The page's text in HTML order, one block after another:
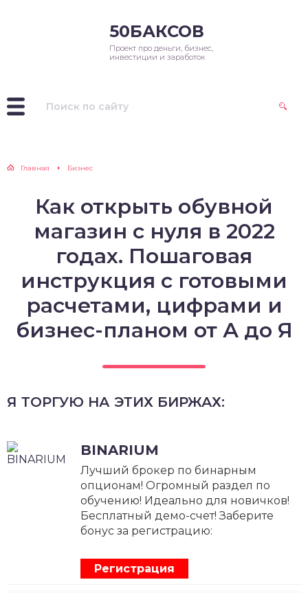
50БАКСОВ
Проект про деньги, бизнес,
инвестиции и заработок
Главная Бизнес
Как открыть обувной
магазин с нуля в 2022
годах. Пошаговая
инструкция с готовыми
расчетами, цифрами и
бизнес-планом от А до Я
Я ТОРГУЮ НА ЭТИХ БИРЖАХ:
BINARIUM
Лучший брокер по бинарным
опционам! Огромный раздел по
обучению! Идеально для новичков!
Бесплатный демо-счет! Заберите
бонус за регистрацию:
Регистрация